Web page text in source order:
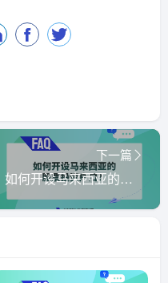
下一篇
如何开设马来西亚的股票投资户口？